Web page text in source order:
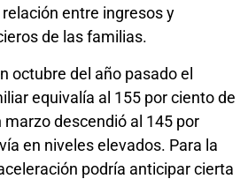
entre ingresos y
de las familias.
octubre del año pasado el
equivalía al 155 por ciento de
marzo descendió al 145 por
en niveles elevados. Para la
podría anticipar cierta